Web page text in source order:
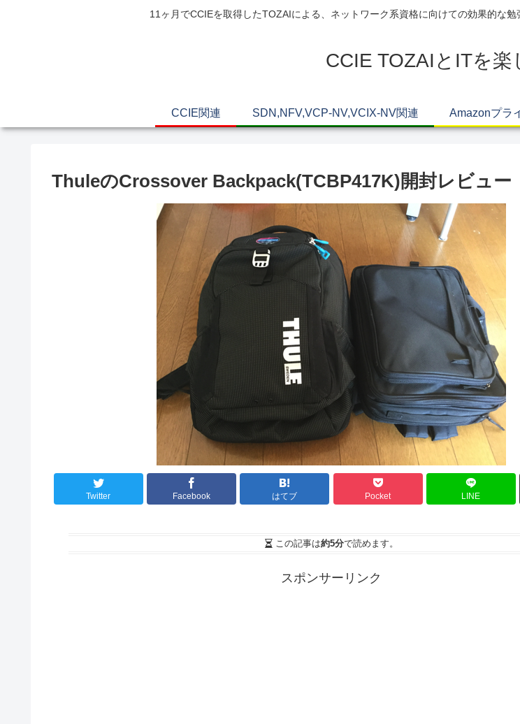
11ヶ月でCCIEを取得したTOZAIによる、ネットワーク系資格に向けての効果的な
CCIE TOZAIとITを
CCIE関連 SDN,NFV,VCP-NV,VCIX-NV関連 Amazonプラ
ThuleのCrossover Backpack(TCBP417K)開封レビュー
Twitter Facebook はてブ Pocket LINE
この記事は約5分で読めます。
スポンサーリンク